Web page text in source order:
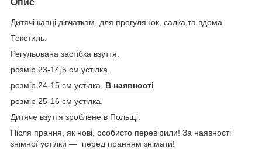
Дитячі капці дівчаткам, для прогулянок, садка та вдома.
Текстиль.
Регульована застібка взуття.
розмір 23-14,5 см устілка.
розмір 24-15 см устілка. В наявності
розмір 25-16 см устілка.
Дитяче взуття зроблене в Польщі.
Після прання, як нові, особисто перевірили! За наявності
знімної устілки — перед пранням знімати!